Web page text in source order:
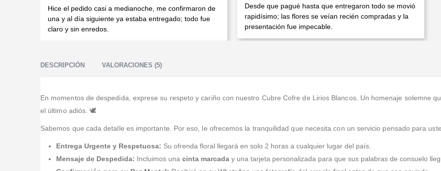
Hice el pedido casi a medianoche, me confirmaron de
una y al día siguiente ya estaba entregado; todo fue
claro y sin enredos.
Desde que pagué hasta que entregaron todo se movió
rapidísimo; las flores se veían recién compradas y la
presentación fue impecable.
DESCRIPCIÓN VALORACIONES (5)
En momentos de despedida, exprese su respeto y cariño con nuestro Cubre Cofre de Lirios Blancos. Un homenaje solemne
el último adiós. 🕊️
Sabemos que cada detalle es importante. Por eso, le ofrecemos la tranquilidad que necesita con un servicio pensado para
Entrega Urgente y Respetuosa: Su ofrenda floral llegará en solo 2 horas a cualquier lugar del país.
Mensaje de Despedida: Incluimos una cinta marcada y una tarjeta personalizada para que sus palabras de consuelo